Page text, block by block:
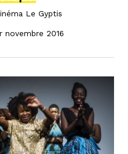
Le Gyptis
2016